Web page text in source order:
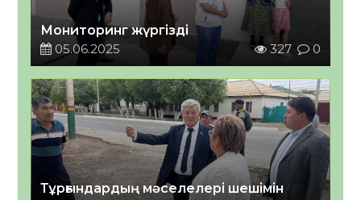
Мониторинг жүргізді
05.06.2025
327 0
Тұрғындардың мәселелері шешімін